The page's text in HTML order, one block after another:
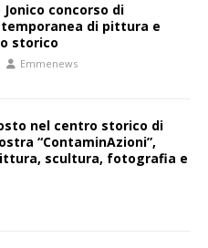
concorso di
di pittura e
storico
Emmenews
nel centro storico di
“ContaminAzioni”,
scultura, fotografia e